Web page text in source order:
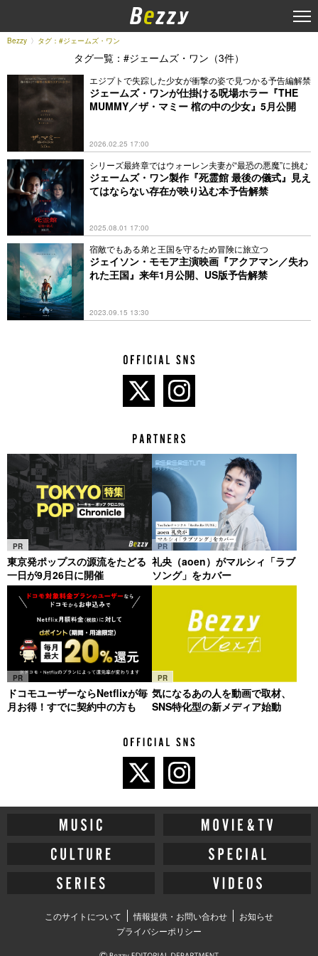
Bezzy タグ：#ジェームズ・ワン
タグ一覧：#ジェームズ・ワン（3件）
エジプトで失踪した少女が衝撃の姿で見つかる予告編解禁
ジェームズ・ワンが仕掛ける呪場ホラー『THE
MUMMY／ザ・マミー 棺の中の少女』5月公開
2026.02.25 17:00
シリーズ最終章ではウォーレン夫妻が“最恐の悪魔”に挑む
ジェームズ・ワン製作『死霊館 最後の儀式』見え
てはならない存在が映り込む本予告解禁
2025.08.01 17:00
宿敵でもある弟と王国を守るため冒険に旅立つ
ジェイソン・モモア主演映画『アクアマン／失わ
れた王国』来年1月公開、US版予告解禁
2023.09.15 13:30
PR
東京発ポップスの源流をたどる
一日が9月26日に開催
PR
礼央（aoen）がマルシィ「ラブ
ソング」をカバー
PR
ドコモユーザーならNetflixが毎
月お得！すでに契約中の方も
PR
気になるあの人を動画で取材、
SNS特化型の新メディア始動
このサイトについて 情報提供・お問い合わせ
お知らせ
プライバシーポリシー